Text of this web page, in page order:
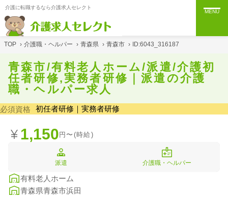
介護に転職するなら介護求人セレクト
MENU
TOP › 介護職・ヘルパー › 青森県 › 青森市 › ID:6043_316187
青森市/有料老人ホーム/派遣/介護初
任者研修,実務者研修｜派遣の介護
職・ヘルパー求人
必須資格 初任者研修｜実務者研修
1,150円〜(時給)
派遣 介護職・ヘルパー
有料老人ホーム
青森県青森市浜田